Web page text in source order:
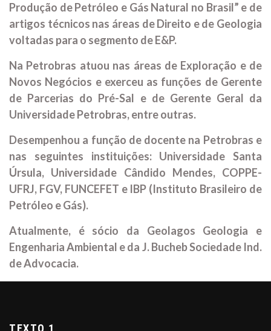
Produção de Petróleo e Gás Natural no Brasil” e de
artigos técnicos nas áreas de Direito e de Geologia
voltadas para o segmento de E&P.
Na Petrobras atuou nas áreas de Exploração e de
Novos Negócios e exerceu as funções de Gerente
de Parcerias do Pré-Sal e de Gerente Geral da
Universidade Petrobras, entre outras.
Desempenhou a função de docente na Petrobras e
nas seguintes instituições: Universidade Santa
Úrsula, Universidade Cândido Mendes, COPPE-
UFRJ, FGV, FUNCEFET e IBP (Instituto Brasileiro de
Petróleo e Gás).
Atualmente, é sócio da Geolagos Geologia e
Engenharia Ambiental e da J. Bucheb Sociedade Ind.
de Advocacia.
TEXTO 1